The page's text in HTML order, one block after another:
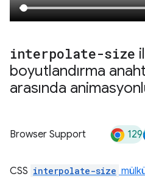
interpolate-size
boyutlandırma
arasında
Browser Support 129
CSS interpolate-size